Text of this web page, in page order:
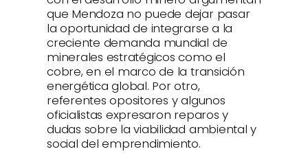
que Mendoza no puede dejar pasar
la oportunidad de integrarse a la
creciente demanda mundial de
minerales estratégicos como el
cobre, en el marco de la transición
energética global. Por otro,
referentes opositores y algunos
oficialistas expresaron reparos y
dudas sobre la viabilidad ambiental y
social del emprendimiento.